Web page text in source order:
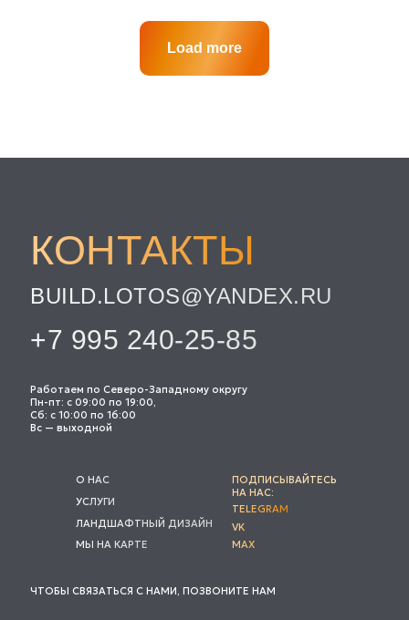
Load more
ПОДПИСЫВАЙТЕСЬ
НА НАС:
VK
MAX
TELEGRAM
МЫ НА КАРТЕ
ЛАНДШАФТНЫЙ ДИЗАЙН
УСЛУГИ
О НАС
Работаем по Северо-Западному округу
Пн-пт: с 09:00 по 19:00,
Сб: с 10:00 по 16:00
Вс — выходной
ЧТОБЫ СВЯЗАТЬСЯ С НАМИ, ПОЗВОНИТЕ НАМ
+7 995 240-25-85
BUILD.LOTOS@YANDEX.RU
КОНТАКТЫ